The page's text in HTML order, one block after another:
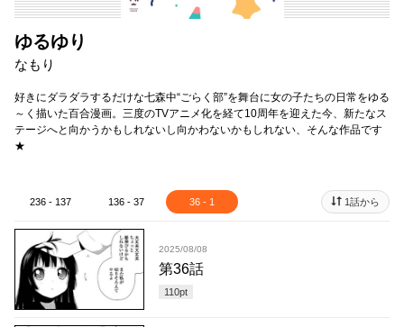
ゆるゆり
なもり
好きにダラダラするだけな七森中“ごらく部”を舞台に女の子たちの日常をゆる
～く描いた百合漫画。三度のTVアニメ化を経て10周年を迎えた今、新たなス
テージへと向かうかもしれないし向かわないかもしれない、そんな作品です
★
236 - 137 136 - 37 36 - 1 1話から
2025/08/08
第36話
110pt